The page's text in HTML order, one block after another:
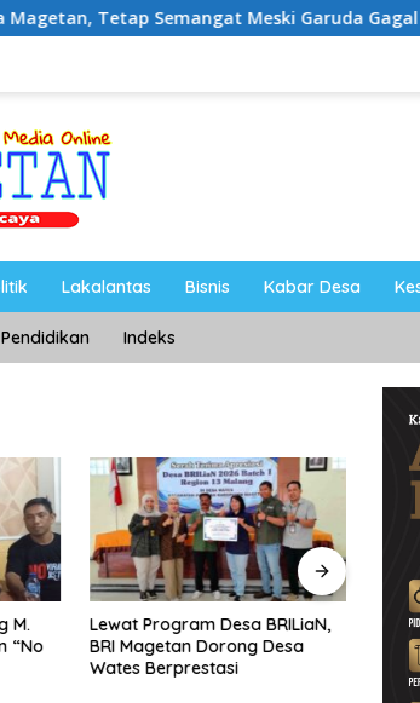
Meski Garuda Gagal Lolos
Lakalantas Bisnis Kabar Desa
Pendidikan Indeks
M.
“No
Lewat Program Desa BRILiaN,
BRI Magetan Dorong Desa
Wates Berprestasi